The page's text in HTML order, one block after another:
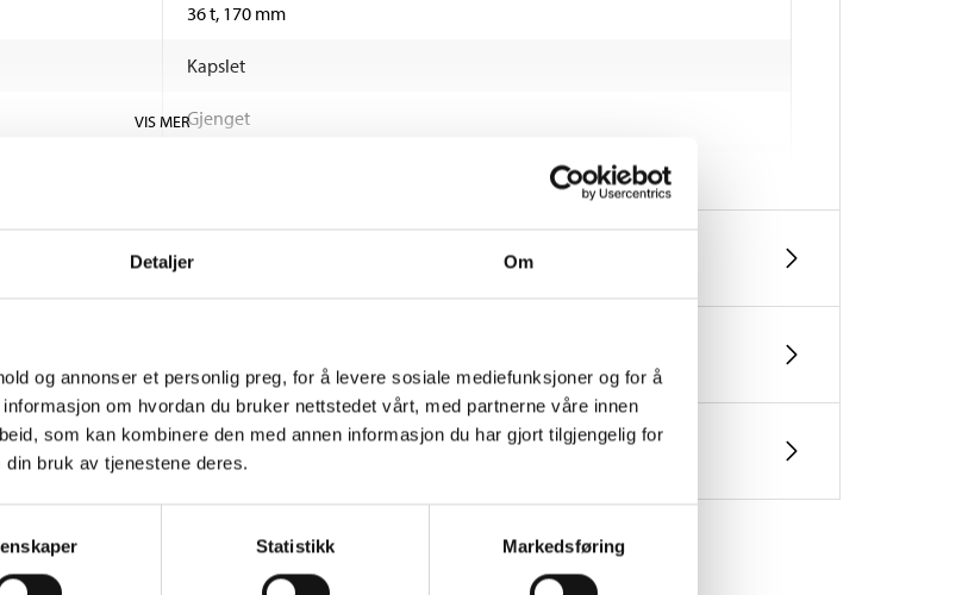
Detaljer Om
og annonser et personlig preg, for å levere sosiale mediefunksjoner og for å
om hvordan du bruker nettstedet vårt, med partnerne våre innen
som kan kombinere den med annen informasjon du har gjort tilgjengelig for
bruk av tjenestene deres.
Statistikk Markedsføring
36 t, 170 mm
Kapslet
Gjenget
Felgbremse
Fotbremse
Rustbeskyttet
Dobbel bunn, aluminium
28,6 mm, 300 mm
VIS MER